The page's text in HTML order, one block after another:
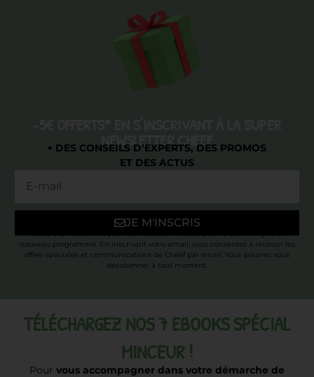
NEWSLETTER CHEEF
+ DES CONSEILS D’EXPERTS, DES PROMOS
ET DES ACTUS
JE M'INSCRIS
* Valable uniquement pour les nouveaux clients, pour le démarrage d’un
nouveau programme. En inscrivant votre email, vous consentez à recevoir les
offres spéciales et communications de Cheef par email. Vous pourrez vous
désabonner à tout moment.
TÉLÉCHARGEZ NOS 7 EBOOKS SPÉCIAL
MINCEUR !
Pour vous accompagner dans votre démarche de